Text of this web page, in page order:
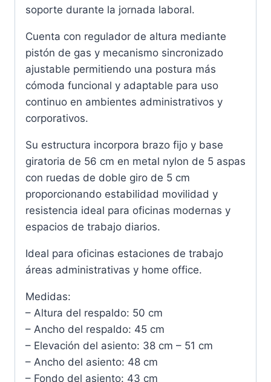
soporte durante la jornada laboral.
Cuenta con regulador de altura mediante
pistón de gas y mecanismo sincronizado
ajustable permitiendo una postura más
cómoda funcional y adaptable para uso
continuo en ambientes administrativos y
corporativos.
Su estructura incorpora brazo fijo y base
giratoria de 56 cm en metal nylon de 5 aspas
con ruedas de doble giro de 5 cm
proporcionando estabilidad movilidad y
resistencia ideal para oficinas modernas y
espacios de trabajo diarios.
Ideal para oficinas estaciones de trabajo
áreas administrativas y home office.
Medidas:
– Altura del respaldo: 50 cm
– Ancho del respaldo: 45 cm
– Elevación del asiento: 38 cm – 51 cm
– Ancho del asiento: 48 cm
– Fondo del asiento: 43 cm